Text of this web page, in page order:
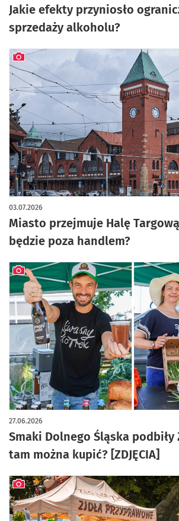
Jakie efekty przyniosło
sprzedaży alkoholu?
Miasto przejmuje Halę
będzie poza handlem?
03.07.2026
artykuł z galerią zdjęć
Smaki Dolnego Śląska podbiły
tam można kupić? [ZDJĘCIA]
27.06.2026
artykuł z galerią zdjęć